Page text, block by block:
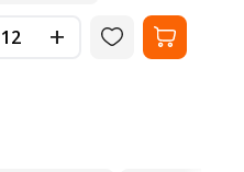
+